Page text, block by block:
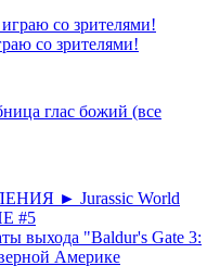
со зрителями!
глас божий (все
► Jurassic World
#5